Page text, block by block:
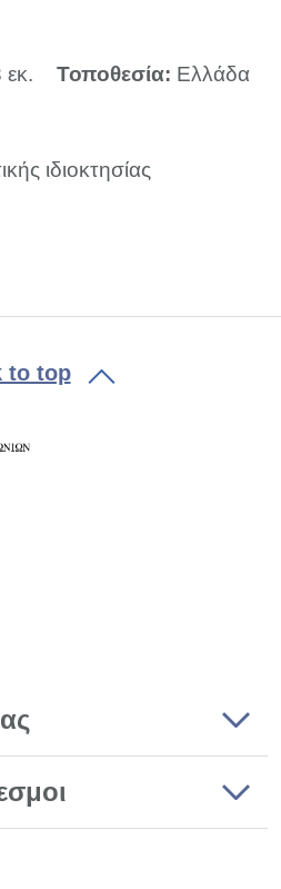
Τοποθεσία: Ελλάδα
ιδιοκτησίας
to top